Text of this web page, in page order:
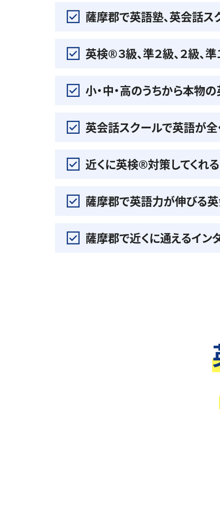
薩摩郡で英語塾、英会話ス
英検®️３級、準２級、２級、
小・中・高のうちから本物
英会話スクールで英語が
近くに英検®️対策してくれ
薩摩郡で英語力が伸びる
薩摩郡で近くに通えるイン